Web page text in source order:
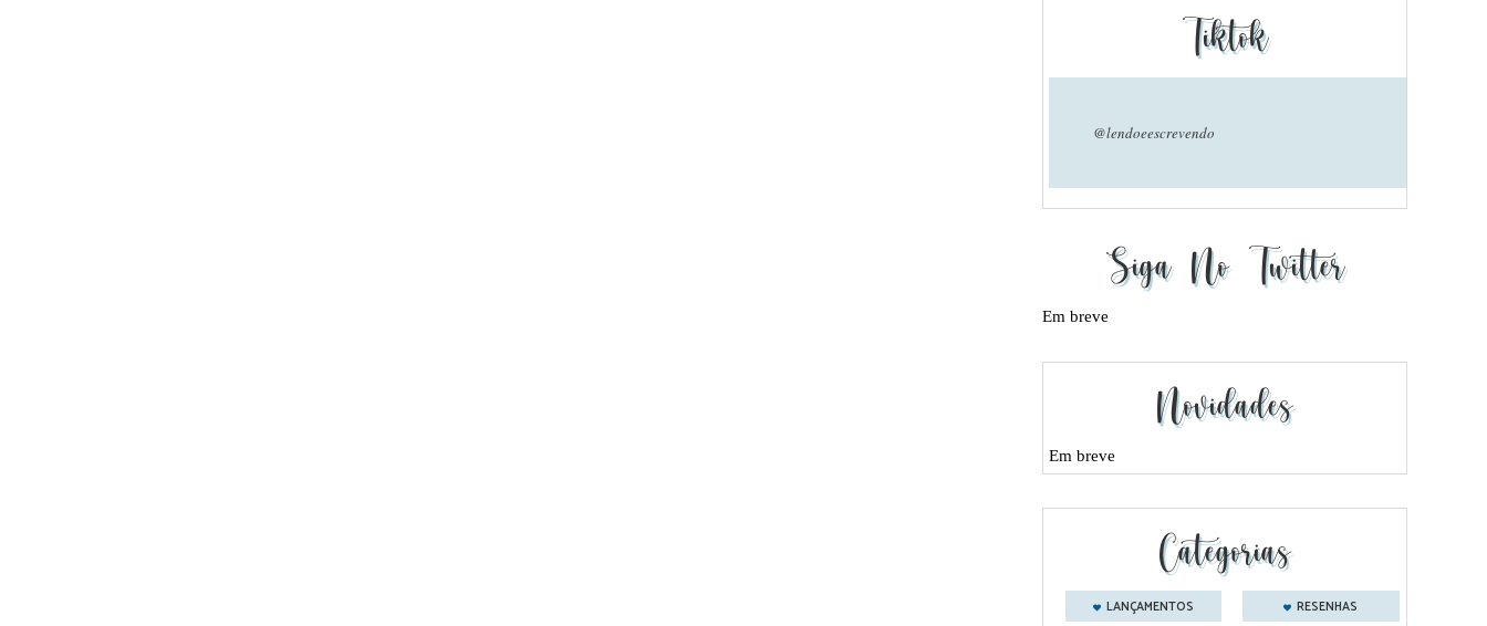
Tiktok
@lendoeescrevendo
Siga No Twitter
Em breve
Novidades
Em breve
Categorias
LANÇAMENTOS RESENHAS